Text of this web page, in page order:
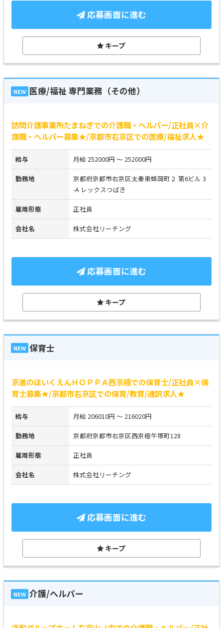
応募画面に進む
キープ
NEW 医療/福祉 専門業務（その他）
訪問介護事業所たまねぎでの介護職・ヘルパー/正社員×介
護職・ヘルパー募集★/京都市右京区での医療/福祉求人★
給与 月給 252000円 ～ 252000円
勤務地
京都府京都市右京区太秦東蜂岡町２ 第6ビル 3
-A レックスつばき
雇用形態 正社員
会社名 株式会社リーチング
応募画面に進む
キープ
NEW 保育士
京進のほいくえんＨＯＰＰＡ西京極での保育士/正社員×保
育士募集★/京都市右京区での保育/教育/通訳求人★
給与 月給 206010円 ～ 216020円
勤務地 京都府京都市右京区西京極午塚町128
雇用形態 正社員
会社名 株式会社リーチング
応募画面に進む
キープ
NEW 介護/ヘルパー